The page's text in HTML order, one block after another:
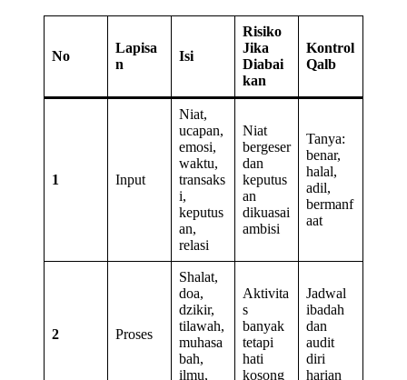
No
Lapisa
n
Isi
Risiko
Jika
Diabai
kan
Kontrol
Qalb
1 Input
Niat,
ucapan,
emosi,
waktu,
transaks
i,
keputus
an,
relasi
Niat
bergeser
dan
keputus
an
dikuasai
ambisi
Tanya:
benar,
halal,
adil,
bermanf
aat
2 Proses
Shalat,
doa,
dzikir,
tilawah,
muhasa
bah,
ilmu,
Aktivita
s
banyak
tetapi
hati
kosong
Jadwal
ibadah
dan
audit
diri
harian